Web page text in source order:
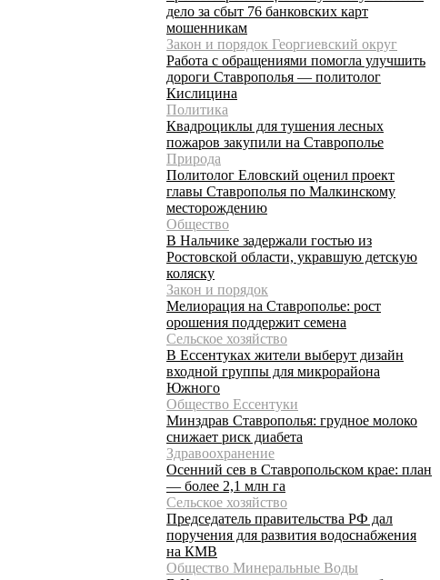
дело за сбыт 76 банковских карт
мошенникам
Закон и порядок Георгиевский округ
Работа с обращениями помогла улучшить
дороги Ставрополья — политолог
Кислицина
Политика
Квадроциклы для тушения лесных
пожаров закупили на Ставрополье
Природа
Политолог Еловский оценил проект
главы Ставрополья по Малкинскому
месторождению
Общество
В Нальчике задержали гостью из
Ростовской области, укравшую детскую
коляску
Закон и порядок
Мелиорация на Ставрополье: рост
орошения поддержит семена
Сельское хозяйство
В Ессентуках жители выберут дизайн
входной группы для микрорайона
Южного
Общество Ессентуки
Минздрав Ставрополья: грудное молоко
снижает риск диабета
Здравоохранение
Осенний сев в Ставропольском крае: план
— более 2,1 млн га
Сельское хозяйство
Председатель правительства РФ дал
поручения для развития водоснабжения
на КМВ
Общество Минеральные Воды